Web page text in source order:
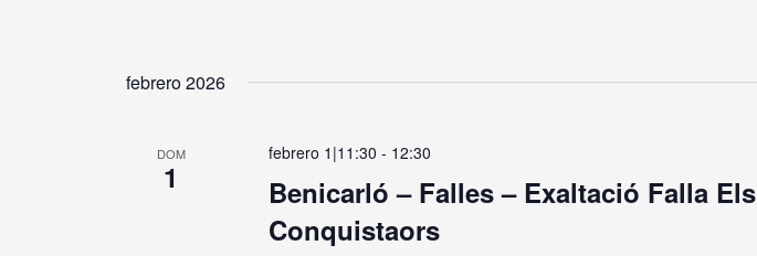
febrero 2026
DOM
1
febrero 1|11:30 - 12:30
Benicarló – Falles – Exaltació Falla Els
Conquistaors